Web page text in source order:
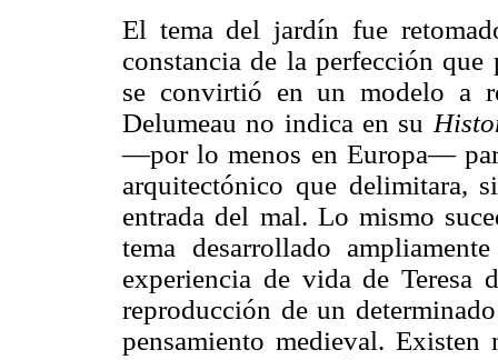
El tema del jardín fue
constancia de la perfección
se convirtió en un modelo a
Delumeau no indica en su
—por lo menos en Europa—
arquitectónico que delimitara,
entrada del mal. Lo mismo
tema desarrollado
experiencia de vida de Teresa
reproducción de un
pensamiento medieval. Existen